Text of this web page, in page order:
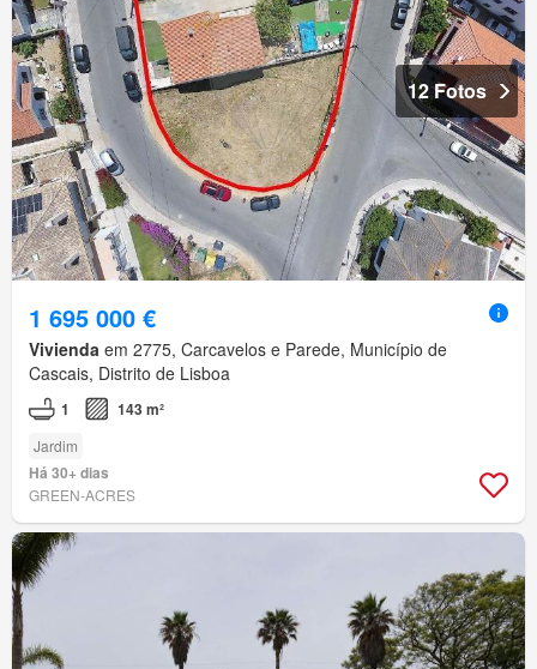
12 Fotos
1 695 000 €
Vivienda em 2775, Carcavelos e Parede, Município de
Cascais, Distrito de Lisboa
1 143 m²
Jardim
Há 30+ dias
GREEN-ACRES